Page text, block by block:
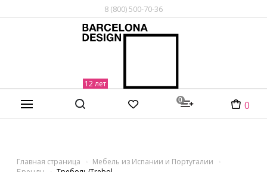
8 (800) 500-70-36
0 0
Главная страница
Мебель из Испании и Португалии